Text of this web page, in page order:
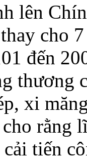
lên
cho
đến
thương
xi
rằng
tiến